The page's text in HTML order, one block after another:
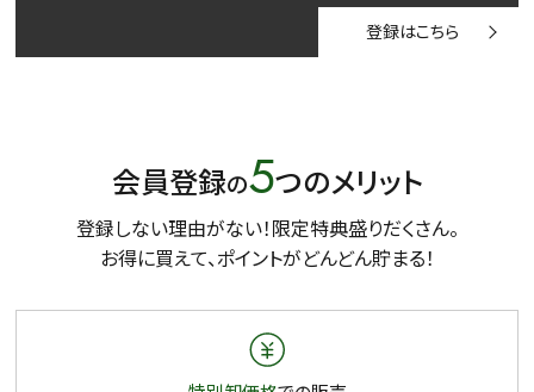
登録はこちら
会員登録の5つのメリット
登録しない理由がない！限定特典盛りだくさん。
お得に買えて、ポイントがどんどん貯まる！